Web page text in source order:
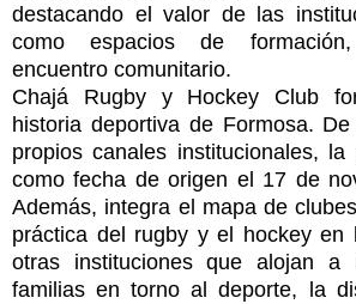
destacando el valor de las
como espacios de
encuentro comunitario.
Chajá Rugby y Hockey Club
historia deportiva de Formosa.
propios canales institucionales, la
como fecha de origen el 17 de
Además, integra el mapa de
práctica del rugby y el hockey en
otras instituciones que alojan a
familias en torno al deporte, la